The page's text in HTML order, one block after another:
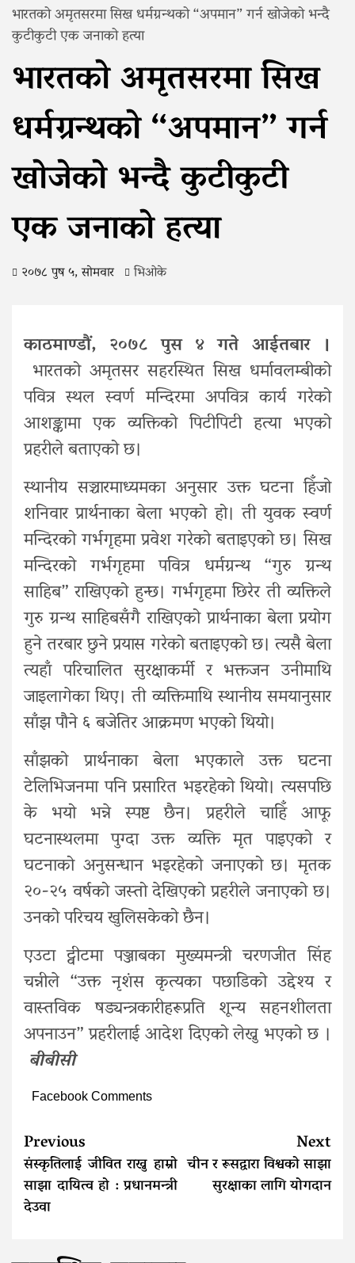
भारतको अमृतसरमा सिख धर्मग्रन्थको “अपमान” गर्न खोजेको भन्दै
कुटीकुटी एक जनाको हत्या
भारतको अमृतसरमा सिख
धर्मग्रन्थको “अपमान” गर्न
खोजेको भन्दै कुटीकुटी
एक जनाको हत्या
२०७८ पुष ५, सोमवार भिओके
काठमाण्डौं, २०७८ पुस ४ गते आईतबार ।
भारतको अमृतसर सहरस्थित सिख धर्मावलम्बीको
पवित्र स्थल स्वर्ण मन्दिरमा अपवित्र कार्य गरेको
आशङ्कामा एक व्यक्तिको पिटीपिटी हत्या भएको
प्रहरीले बताएको छ।
स्थानीय सञ्चारमाध्यमका अनुसार उक्त घटना हिँजो
शनिवार प्रार्थनाका बेला भएको हो। ती युवक स्वर्ण
मन्दिरको गर्भगृहमा प्रवेश गरेको बताइएको छ। सिख
मन्दिरको गर्भगृहमा पवित्र धर्मग्रन्थ “गुरु ग्रन्थ
साहिब” राखिएको हुन्छ। गर्भगृहमा छिरेर ती व्यक्तिले
गुरु ग्रन्थ साहिबसँगै राखिएको प्रार्थनाका बेला प्रयोग
हुने तरबार छुने प्रयास गरेको बताइएको छ। त्यसै बेला
त्यहाँ परिचालित सुरक्षाकर्मी र भक्तजन उनीमाथि
जाइलागेका थिए। ती व्यक्तिमाथि स्थानीय समयानुसार
साँझ पौने ६ बजेतिर आक्रमण भएको थियो।
साँझको प्रार्थनाका बेला भएकाले उक्त घटना
टेलिभिजनमा पनि प्रसारित भइरहेको थियो। त्यसपछि
के भयो भन्ने स्पष्ट छैन। प्रहरीले चाहिँ आफू
घटनास्थलमा पुग्दा उक्त व्यक्ति मृत पाइएको र
घटनाको अनुसन्धान भइरहेको जनाएको छ। मृतक
२०-२५ वर्षको जस्तो देखिएको प्रहरीले जनाएको छ।
उनको परिचय खुलिसकेको छैन।
एउटा ट्वीटमा पञ्जाबका मुख्यमन्त्री चरणजीत सिंह
चन्नीले “उक्त नृशंस कृत्यका पछाडिको उद्देश्य र
वास्तविक षड्यन्त्रकारीहरूप्रति शून्य सहनशीलता
अपनाउन” प्रहरीलाई आदेश दिएको लेख्नु भएको छ ।
बीबीसी
Facebook Comments
Continue
Reading
Previous
संस्कृतिलाई जीवित राख्नु हाम्रो
साझा दायित्व हो : प्रधानमन्त्री
देउवा
Next
चीन र रूसद्वारा विश्वको साझा
सुरक्षाका लागि योगदान